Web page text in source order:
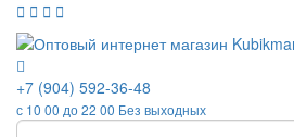
+7 (904) 592-36-48
с 10 00 до 22 00 Без выходных